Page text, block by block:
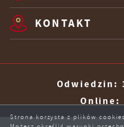
KONTAKT
Odwiedzin:
Online:
Strona korzysta z plików